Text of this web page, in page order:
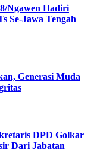
Ngawen Hadiri
Se-Jawa Tengah
Generasi Muda
DPD Golkar
Dari Jabatan